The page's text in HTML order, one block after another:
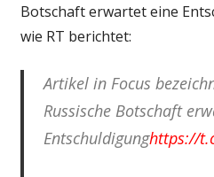
Botschaft erwartet eine
wie RT berichtet:
Artikel in Focus
Russische Botschaft
Entschuldigunghttps://